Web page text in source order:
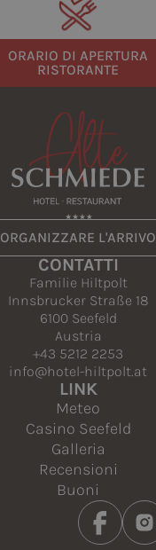
ORARIO DI APERTURA
RISTORANTE
CONTATTI
Familie Hiltpolt
Innsbrucker Straße 18
6100 Seefeld
Austria
+43 5212 2253
info@hotel-hiltpolt.at
ORGANIZZARE L'ARRIVO
LINK
Meteo
Casino Seefeld
Galleria
Recensioni
Buoni